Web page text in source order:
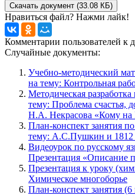
Скачать документ (33.08 КБ)
Нравиться файл? Нажми лайк!
Комментарии пользователей к
Случайные документы:
Учебно-методический
на тему: Контрольная
Методическая
тему: Проблема счастья,
Н.А. Некрасова «Кому на
План-конспект занятия
тему: А.С.Пушкин и 1812
Видеоурок по русскому
Презентация «Описание
Презентация к уроку
Химическое многоборье
План-конспект занятия